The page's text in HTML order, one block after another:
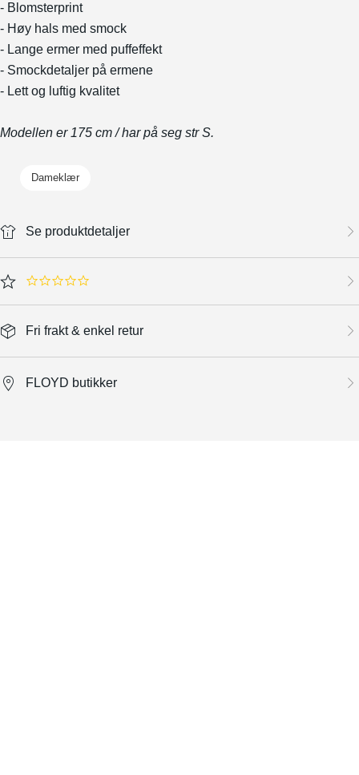
- Blomsterprint
- Høy hals med smock
- Lange ermer med puffeffekt
- Smockdetaljer på ermene
- Lett og luftig kvalitet
Modellen er 175 cm / har på seg str S.
Dameklær
Se produktdetaljer
0.0 star rating
Fri frakt & enkel retur
FLOYD butikker